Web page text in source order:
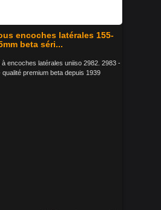
encoches latérales 155-
beta séri...
encoches latérales uniiso 2982. 2983 -
premium beta depuis 1939